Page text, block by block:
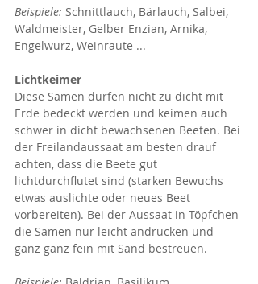
Beispiele: Schnittlauch, Bärlauch, Salbei,
Waldmeister, Gelber Enzian, Arnika,
Engelwurz, Weinraute ...
Lichtkeimer
Diese Samen dürfen nicht zu dicht mit
Erde bedeckt werden und keimen auch
schwer in dicht bewachsenen Beeten. Bei
der Freilandaussaat am besten drauf
achten, dass die Beete gut
lichtdurchflutet sind (starken Bewuchs
etwas auslichte oder neues Beet
vorbereiten). Bei der Aussaat in Töpfchen
die Samen nur leicht andrücken und
ganz ganz fein mit Sand bestreuen.